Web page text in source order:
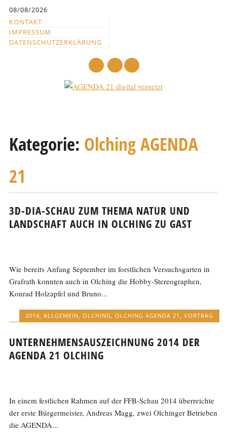
springen
08/08/2026
KONTAKT
IMPRESSUM
DATENSCHUTZERKLÄRUNG
zum
Kategorie: Olching AGENDA
21
3D-DIA-SCHAU ZUM THEMA NATUR UND
LANDSCHAFT AUCH IN OLCHING ZU GAST
Wie bereits Anfang September im forstlichen Versuchsgarten in
Grafrath konnten auch in Olching die Hobby-Stereographen,
Konrad Holzapfel und Bruno...
2014, ALLGEMEIN, OLCHING, OLCHING AGENDA 21 , VORTRAG
UNTERNEHMENSAUSZEICHNUNG 2014 DER
AGENDA 21 OLCHING
In einem festlichen Rahmen auf der FFB-Schau 2014 überreichte
der erste Bürgermeister, Andreas Magg, zwei Olchinger Betrieben
die AGENDA...